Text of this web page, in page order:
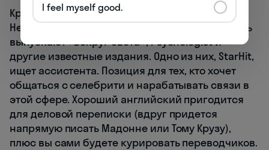
Крупнейшее международное издательство
Heаrst Shkulev Media уже 20 лет на рынке. Здесь
выпускают «Вокруг Света», Psychologist и
другие известные издания. Одно из них, StarHit,
ищет ассистента. Позиция для тех, кто хочет
общаться с селебрити и нарабатывать связи в
этой сфере. Хороший английский пригодится
для деловой переписки (вдруг придется
напрямую писать Мадонне или Тому Крузу),
плюс вы сами будете курировать переводчиков.
I feel myself good.